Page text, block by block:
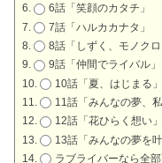
6話「笑顔のカタチ」
7話「ハルカカナタ」
8話「しずく、モノクロ
9話「仲間でライバル」
10話「夏、はじまる」
11話「みんなの夢、私
12話「花ひらく想い」
13話「みんなの夢を叶
ラブライバーなら全